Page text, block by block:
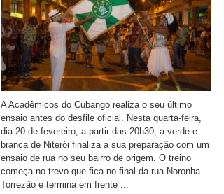
A Acadêmicos do Cubango realiza o seu último
ensaio antes do desfile oficial. Nesta quarta-feira,
dia 20 de fevereiro, a partir das 20h30, a verde e
branca de Niterói finaliza a sua preparação com um
ensaio de rua no seu bairro de origem. O treino
começa no trevo que fica no final da rua Noronha
Torrezão e termina em frente ...